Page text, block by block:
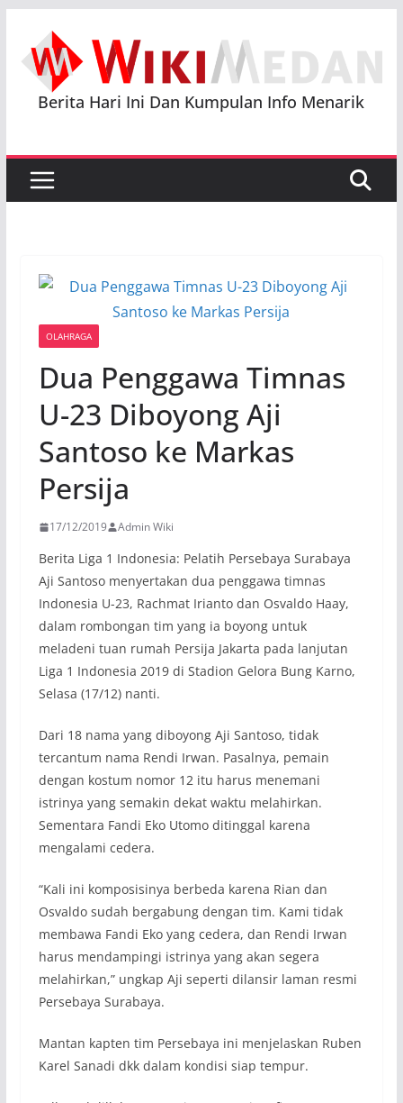
content
Berita Hari Ini Dan Kumpulan Info Menarik
OLAHRAGA
Dua Penggawa Timnas
U-23 Diboyong Aji
Santoso ke Markas
Persija
17/12/2019 Admin Wiki
Berita Liga 1 Indonesia: Pelatih Persebaya Surabaya
Aji Santoso menyertakan dua penggawa timnas
Indonesia U-23, Rachmat Irianto dan Osvaldo Haay,
dalam rombongan tim yang ia boyong untuk
meladeni tuan rumah Persija Jakarta pada lanjutan
Liga 1 Indonesia 2019 di Stadion Gelora Bung Karno,
Selasa (17/12) nanti.
Dari 18 nama yang diboyong Aji Santoso, tidak
tercantum nama Rendi Irwan. Pasalnya, pemain
dengan kostum nomor 12 itu harus menemani
istrinya yang semakin dekat waktu melahirkan.
Sementara Fandi Eko Utomo ditinggal karena
mengalami cedera.
“Kali ini komposisinya berbeda karena Rian dan
Osvaldo sudah bergabung dengan tim. Kami tidak
membawa Fandi Eko yang cedera, dan Rendi Irwan
harus mendampingi istrinya yang akan segera
melahirkan,” ungkap Aji seperti dilansir laman resmi
Persebaya Surabaya.
Mantan kapten tim Persebaya ini menjelaskan Ruben
Karel Sanadi dkk dalam kondisi siap tempur.